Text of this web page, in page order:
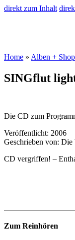
direkt zum Inhalt
Home » Alben + Shop
SINGflut
Die CD zum
Veröffentlicht: 2006
Geschrieben von: Die
CD vergriffen! –
Zum Reinhören